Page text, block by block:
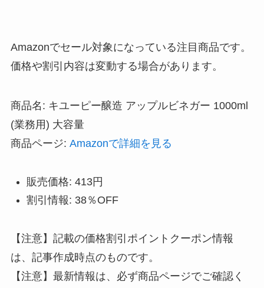
Amazonでセール対象になっている注目商品です。
価格や割引内容は変動する場合があります。
商品名: キユーピー醸造 アップルビネガー 1000ml
(業務用) 大容量
商品ページ: Amazonで詳細を見る
販売価格: 413円
割引情報: 38％OFF
【注意】記載の価格割引ポイントクーポン情報
は、記事作成時点のものです。
【注意】最新情報は、必ず商品ページでご確認く